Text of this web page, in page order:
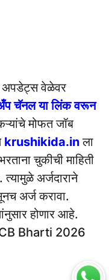
अपडेट्स वेळेवर
चॅनल या लिंक वरून
मोफत जॉब
krushikida.inला
चुकीची माहिती
अर्जदाराने
अर्ज करावा.
होणार आहे.
Bharti 2026